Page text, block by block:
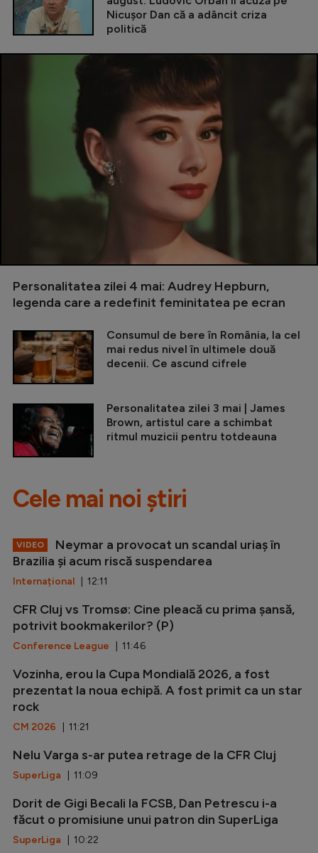
Nicușor Dan că a adâncit criza
politică
Personalitatea zilei 4 mai: Audrey Hepburn,
legenda care a redefinit feminitatea pe ecran
Consumul de bere în România, la cel
mai redus nivel în ultimele două
decenii. Ce ascund cifrele
Personalitatea zilei 3 mai | James
Brown, artistul care a schimbat
ritmul muzicii pentru totdeauna
Cele mai noi știri
VIDEO
Neymar a provocat un scandal uriaș în
Brazilia și acum riscă suspendarea
Internațional | 12:11
CFR Cluj vs Tromsø: Cine pleacă cu prima șansă,
potrivit bookmakerilor? (P)
Conference League | 11:46
Vozinha, erou la Cupa Mondială 2026, a fost
prezentat la noua echipă. A fost primit ca un star
rock
CM 2026 | 11:21
Nelu Varga s-ar putea retrage de la CFR Cluj
SuperLiga | 11:09
Dorit de Gigi Becali la FCSB, Dan Petrescu i-a
făcut o promisiune unui patron din SuperLiga
SuperLiga | 10:22